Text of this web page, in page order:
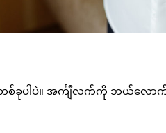
တစ်ခုပါပဲ။ အင်္ကျီလက်ကို ဘယ်